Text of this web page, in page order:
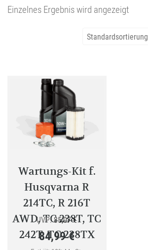
Einzelnes Ergebnis wird angezeigt
Standardsortierung
Wartungs-Kit f.
Husqvarna R
214TC, R 216T
AWD, TC 238T, TC
242T, TC 238TX
UVP: 85,07€Ursprünglicher
Preis
84,99€